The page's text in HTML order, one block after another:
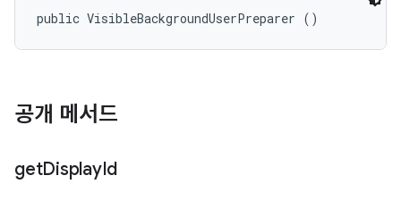
public VisibleBackgroundUserPreparer ()
공개 메서드
getDisplayId